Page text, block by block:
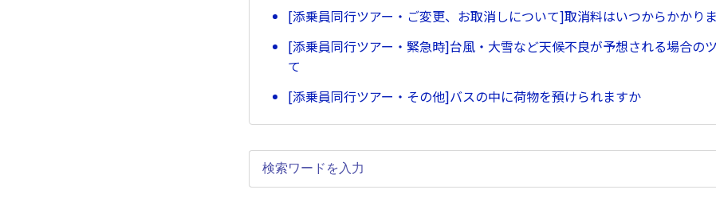
[添乗員同行ツアー・ご変更、お取消しについて]取消料はいつからかかり
[添乗員同行ツアー・緊急時]台風・大雪など天候不良が予想される場合の
て
[添乗員同行ツアー・その他]バスの中に荷物を預けられますか